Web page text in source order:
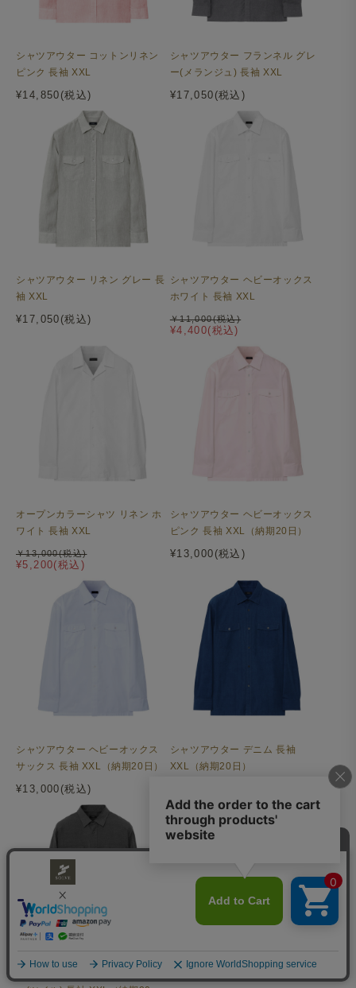
シャツアウター コットンリネン
ピンク 長袖 XXL
¥14,850(税込)
シャツアウター フランネル グレ
ー(メランジュ) 長袖 XXL
¥17,050(税込)
シャツアウター リネン グレー 長
袖 XXL
¥17,050(税込)
シャツアウター ヘビーオックス
ホワイト 長袖 XXL
¥4,400(税込)
￥11,000(税込)
オープンカラーシャツ リネン ホ
ワイト 長袖 XXL
¥5,200(税込)
￥13,000(税込)
シャツアウター ヘビーオックス
ピンク 長袖 XXL（納期20日）
¥13,000(税込)
シャツアウター ヘビーオックス
サックス 長袖 XXL（納期20日）
¥13,000(税込)
シャツアウター デニム 長袖
XXL（納期20日）